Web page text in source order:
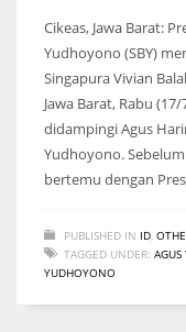
Cikeas, Jawa Barat:
Yudhoyono (SBY)
Singapura Vivian
Jawa Barat, Rabu
didampingi Agus
Yudhoyono.
bertemu dengan
PUBLISHED IN ID
TAGGED UNDER:
YUDHOYONO